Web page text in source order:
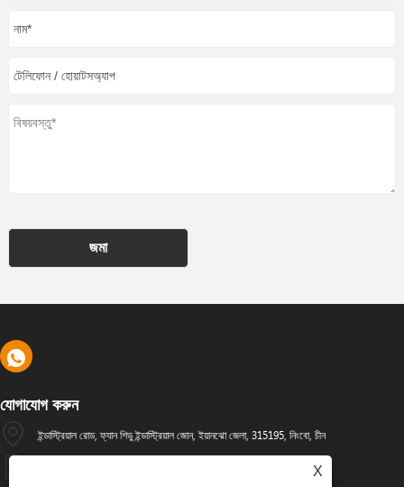
জমা
যোগাযোগ করুন
ইন্ডাস্ট্রিয়াল রোড, ফ্যান শিডু ইন্ডাস্ট্রিয়াল জোন, ইয়ানঝো জেলা, 315195, নিংবো, চীন
X